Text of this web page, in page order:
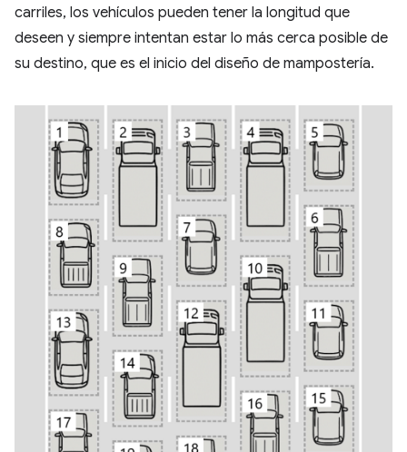
carriles, los vehículos pueden tener la longitud que
deseen y siempre intentan estar lo más cerca posible de
su destino, que es el inicio del diseño de mampostería.